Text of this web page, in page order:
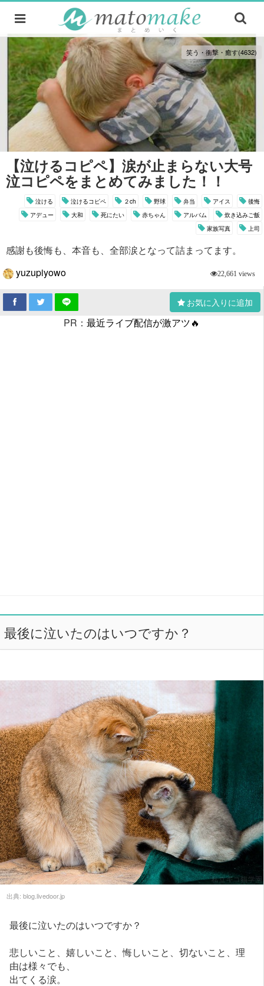
笑う・衝撃・癒す(4632)
【泣けるコピペ】涙が止まらない大号
泣コピペをまとめてみました！！
泣ける 泣けるコピペ ２ch 野球 弁当 アイス
後悔
アデュー
大和 死にたい 赤ちゃん アルバム
炊き込みご飯
家族写真
上司
感謝も後悔も、本音も、全部涙となって詰まってます。
yuzupiyowo
22,661 views
お気に入りに追加
PR： 最近ライブ配信が激アツ🔥
最後に泣いたのはいつですか？
出典: blog.livedoor.jp
最後に泣いたのはいつですか？
悲しいこと、嬉しいこと、悔しいこと、切ないこと、理
由は様々でも、
出てくる涙。